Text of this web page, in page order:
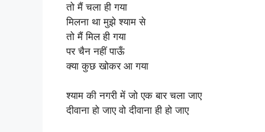
तो मैं चला ही गया
मिलना था मुझे श्याम से
तो मैं मिल ही गया
पर चैन नहीं पाऊँ
क्या कुछ खोकर आ गया
श्याम की नगरी में जो एक बार चला जाए
दीवाना हो जाए वो दीवाना ही हो जाए